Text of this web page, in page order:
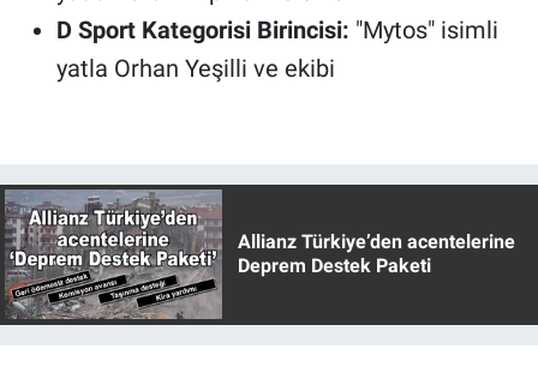
D Sport Kategorisi Birincisi: "Mytos" isimli
yatla Orhan Yeşilli ve ekibi
Allianz Türkiye’den acentelerine
Deprem Destek Paketi